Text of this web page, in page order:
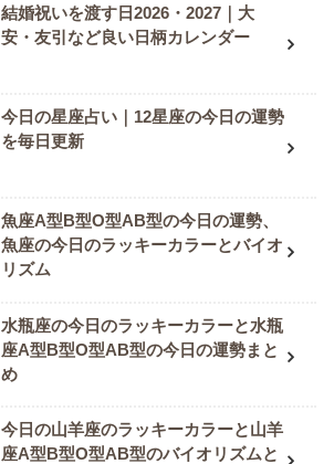
結婚祝いを渡す日2026・2027｜大
安・友引など良い日柄カレンダー
今日の星座占い｜12星座の今日の運勢
を毎日更新
魚座A型B型O型AB型の今日の運勢、
魚座の今日のラッキーカラーとバイオ
リズム
水瓶座の今日のラッキーカラーと水瓶
座A型B型O型AB型の今日の運勢まと
め
今日の山羊座のラッキーカラーと山羊
座A型B型O型AB型のバイオリズムと